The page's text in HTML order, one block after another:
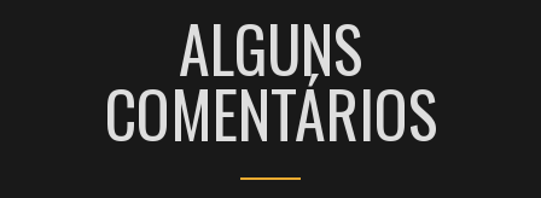
ALGUNS
COMENTÁRIOS